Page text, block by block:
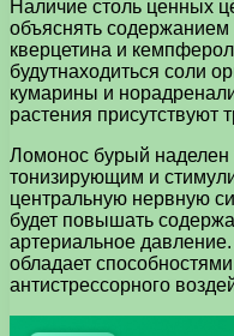
Наличие столь ценных
объяснять содержанием
кверцетина и
будутнаходиться соли
кумарины и
растения присутствуют
Ломонос бурый
тонизирующим и
центральную нервную
будет повышать
артериальное
обладает
антистрессорного